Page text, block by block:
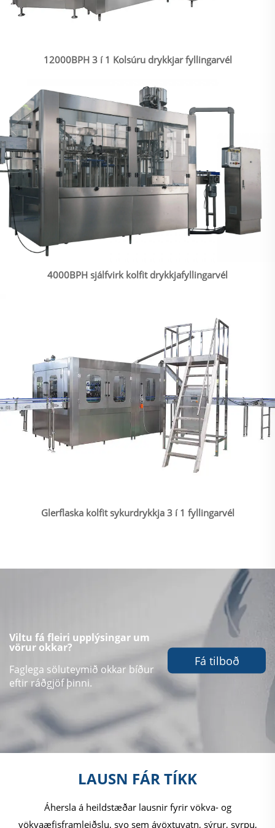
12000BPH 3 í 1 Kolsúru drykkjar fyllingarvél
4000BPH sjálfvirk kolfit drykkjafyllingarvél
Glerflaska kolfit sykurdrykkja 3 í 1 fyllingarvél
Viltu fá fleiri upplýsingar um
vörur okkar?
Faglega söluteymið okkar bíður
eftir ráðgjöf þinni.
Fá tilboð
LAUSN FÁR TÍKK
Áhersla á heildstæðar lausnir fyrir vökva- og
vökvaæfisframleiðslu, svo sem ávöxtuvatn, sýrur, syrpu,